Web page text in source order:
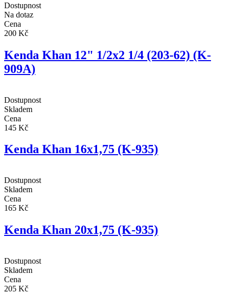
Dostupnost
Na dotaz
Cena
200 Kč
Kenda Khan 12" 1/2x2 1/4 (203-62) (K-
909A)
Dostupnost
Skladem
Cena
145 Kč
Kenda Khan 16x1,75 (K-935)
Dostupnost
Skladem
Cena
165 Kč
Kenda Khan 20x1,75 (K-935)
Dostupnost
Skladem
Cena
205 Kč